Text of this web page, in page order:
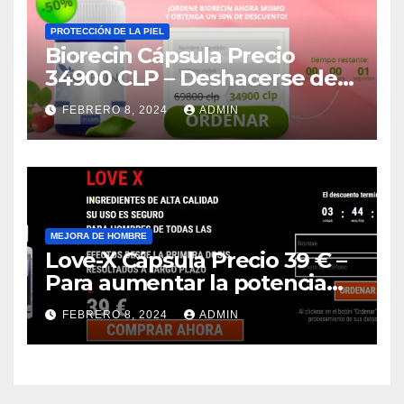
PROTECCIÓN DE LA PIEL
Biorecin Cápsula Precio
34900 CLP – Deshacerse del
Rejuvenecimiento (Chile)
FEBRERO 8, 2024 ADMIN
MEJORA DE HOMBRE
Love-X Cápsula Precio 39 € –
Para aumentar la potencia
(Spain)
FEBRERO 8, 2024 ADMIN